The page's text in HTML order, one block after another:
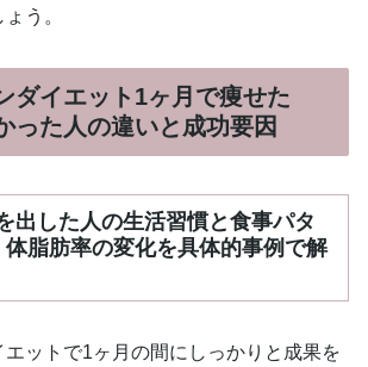
う。
ダイエット1ヶ月で痩せた
った人の違いと成功要因
出した人の生活習慣と食事パタ
脂肪率の変化を具体的事例で解
ットで1ヶ月の間にしっかりと成果を